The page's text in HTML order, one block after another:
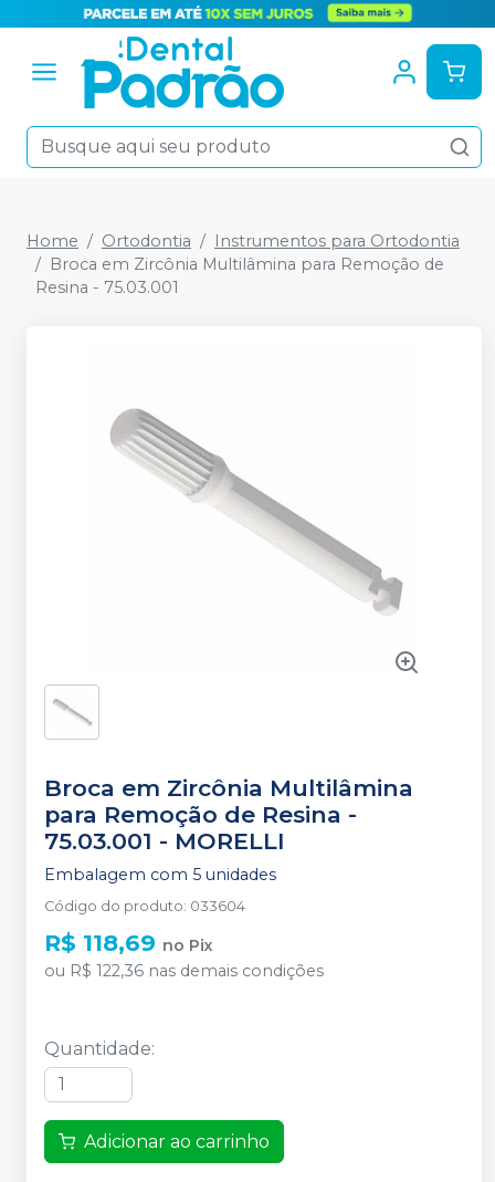
Home Ortodontia
Instrumentos para Ortodontia
Broca em Zircônia Multilâmina para Remoção de
Resina - 75.03.001
Broca em Zircônia Multilâmina
para Remoção de Resina -
75.03.001 - MORELLI
Embalagem com 5 unidades
Código do produto: 033604
R$ 118,69 no Pix
ou R$ 122,36 nas demais condições
Quantidade:
Adicionar ao carrinho